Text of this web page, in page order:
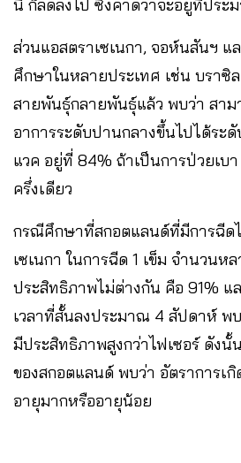
นี้ ก็ลดลงไป ซึ่งคาดว่าจะอยู่ที่ประ
ส่วนแอสตราเซเนกา, จอห์นสันฯ แ
ศึกษาในหลายประเทศ เช่น บราซิ
สายพันธุ์กลายพันธุ์แล้ว พบว่า สาม
อาการระดับปานกลางขึ้นไปได้ระ
แวค อยู่ที่ 84% ถ้าเป็นการป่วยเบ
ครึ่งเดียว
กรณีศึกษาที่สกอตแลนด์ที่มีการฉีดไ
เซเนกา ในการฉีด 1 เข็ม จำนวนห
ประสิทธิภาพไม่ต่างกัน คือ 91% แ
เวลาที่สั้นลงประมาณ 4 สัปดาห์ พบ
มีประสิทธิภาพสูงกว่าไฟเซอร์ ดัง
ของสกอตแลนด์ พบว่า อัตราการเกิ
อายุมากหรืออายุน้อย